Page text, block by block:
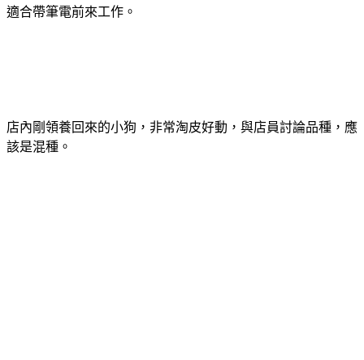
適合帶筆電前來工作。
店內剛領養回來的小狗，非常淘皮好動，與店員討論品種，應
該是混種。